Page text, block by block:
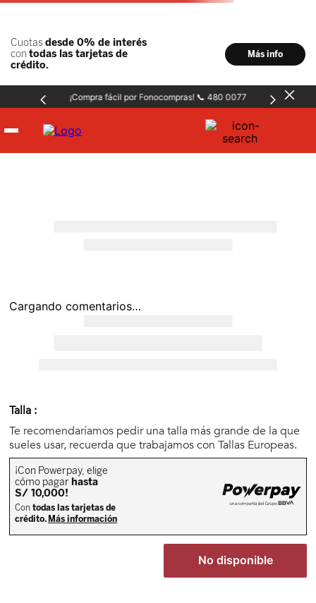
¡Compra fácil por Fonocompras! 📞 480 0077
Hombre
🤑 Zona Outlet
Mi cuenta
Favoritos
Cargando comentarios…
Talla :
Te recomendaríamos pedir una talla más grande de la que
sueles usar, recuerda que trabajamos con Tallas Europeas.
No disponible